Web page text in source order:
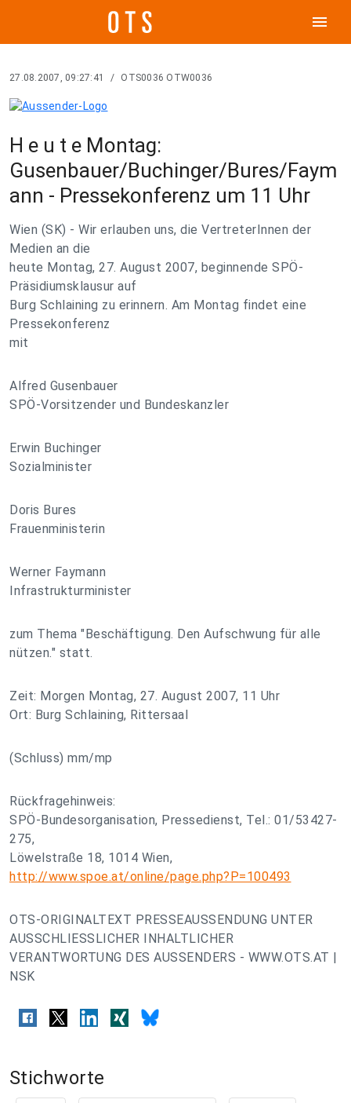
menu
27.08.2007, 09:27:41 / OTS0036 OTW0036
H e u t e Montag:
Gusenbauer/Buchinger/Bures/Faym
ann - Pressekonferenz um 11 Uhr
Wien (SK) - Wir erlauben uns, die VertreterInnen der
Medien an die
heute Montag, 27. August 2007, beginnende SPÖ-
Präsidiumsklausur auf
Burg Schlaining zu erinnern. Am Montag findet eine
Pressekonferenz
mit
Alfred Gusenbauer
SPÖ-Vorsitzender und Bundeskanzler
Erwin Buchinger
Sozialminister
Doris Bures
Frauenministerin
Werner Faymann
Infrastrukturminister
zum Thema "Beschäftigung. Den Aufschwung für alle
nützen." statt.
Zeit: Morgen Montag, 27. August 2007, 11 Uhr
Ort: Burg Schlaining, Rittersaal
(Schluss) mm/mp
Rückfragehinweis:
SPÖ-Bundesorganisation, Pressedienst, Tel.: 01/53427-
275,
Löwelstraße 18, 1014 Wien,
http://www.spoe.at/online/page.php?P=100493
OTS-ORIGINALTEXT PRESSEAUSSENDUNG UNTER
AUSSCHLIESSLICHER INHALTLICHER
VERANTWORTUNG DES AUSSENDERS - WWW.OTS.AT |
NSK
Stichworte